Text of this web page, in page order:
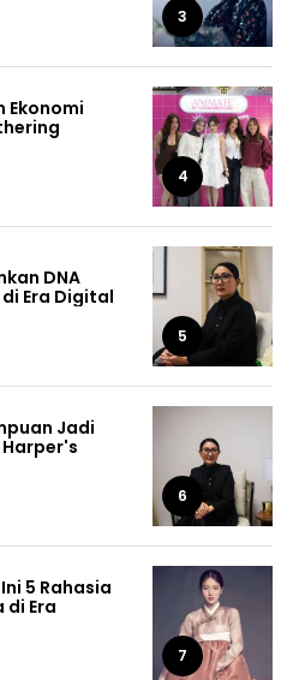
3
Ekonomi
4
DNA
Era Digital
5
Jadi
6
5 Rahasia
Era
7